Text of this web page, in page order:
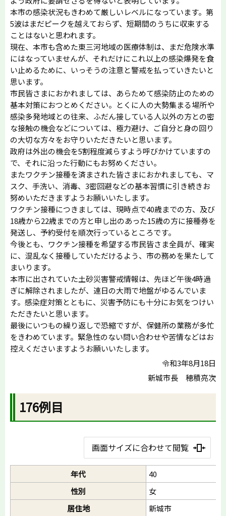
本市の感染状況もきわめて厳しいレベルになっています。第
5波はまだピークを越えておらず、短期間のうちに収束する
ことはないと思われます。
現在、本市も含めた東三河地域の医療体制は、まだ危険水準
にはなっていませんが、それだけにこれ以上の感染爆発を食
い止めるために、いっそうの注意と警戒を払っていきたいと
思います。
市民皆さまにおかれましては、あらためて感染防止のための
基本対策におつとめください。とくに人の大勢集まる場所や
感染多発地域との往来、ふだん接している人以外の方との密
な接触の機会などについては、極力避け、ご自分と身の回り
の大切な方々をお守りいただきたいと思います。
政府は外出の機会を5割程度減らすよう呼びかけていますの
で、それに沿った行動にもお努めください。
またワクチン接種を済まされた皆さまにおかれましても、マ
スク、手洗い、消毒、3密回避などの基本習慣に引き続きお
努めいただきますようお願いいたします。
ワクチン接種につきましては、現時点で40歳までの方、及び
18歳から22歳までの方と申し出のあった15歳の方に接種券を
発送し、予約受付を順次行っているところです。
今後とも、ワクチン接種を希望する市民皆さま全員が、確実
に、混乱なく接種していただけるよう、市の務めを果たして
まいります。
本市に出されていた土砂災害警戒情報は、先ほど午後4時過
ぎに解除されましたが、連日の大雨で地盤がゆるんでいま
す。感染症対策とともに、災害予防にも十分にお気をつけい
ただきたいと思います。
最後にいつもの繰り返しで恐縮ですが、保健所の業務が多忙
をきわめています。緊急性のない問い合わせや苦情などはお
控えくださいますようお願いいたします。
令和3年8月18日
新城市長 穂積亮次
176例目
画面サイズに合わせて閲覧
年代
40
性別
女
居住地
新城市